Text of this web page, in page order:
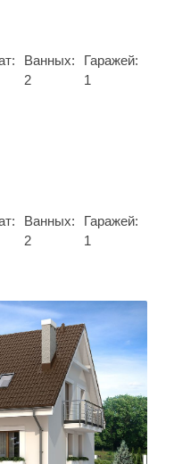
Ванных:
2
Гаражей:
1
Ванных:
2
Гаражей:
1